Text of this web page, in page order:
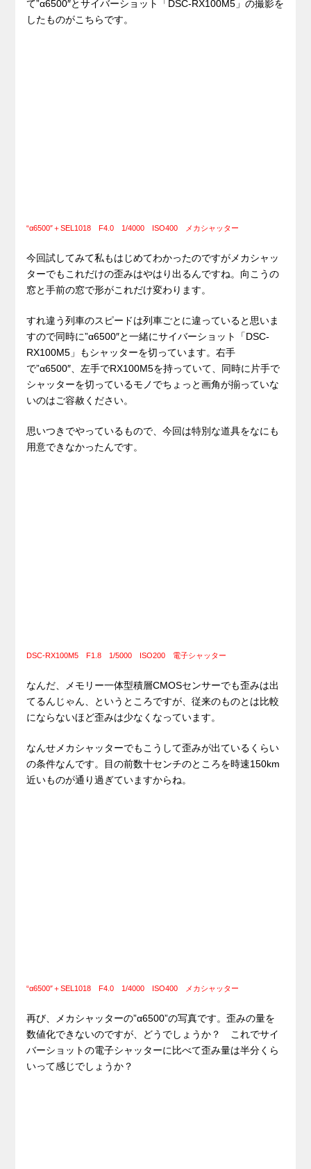
て”α6500″とサイバーショット「DSC-RX100M5」の撮影を
したものがこちらです。
“α6500″＋SEL1018 F4.0 1/4000 ISO400 メカシャッター
今回試してみて私もはじめてわかったのですがメカシャッ
ターでもこれだけの歪みはやはり出るんですね。向こうの
窓と手前の窓で形がこれだけ変わります。
すれ違う列車のスピードは列車ごとに違っていると思いま
すので同時に”α6500″と一緒にサイバーショット「DSC-
RX100M5」もシャッターを切っています。右手
で”α6500″、左手でRX100M5を持っていて、同時に片手で
シャッターを切っているモノでちょっと画角が揃っていな
いのはご容赦ください。
思いつきでやっているもので、今回は特別な道具をなにも
用意できなかったんです。
DSC-RX100M5 F1.8 1/5000 ISO200 電子シャッター
なんだ、メモリー一体型積層CMOSセンサーでも歪みは出
てるんじゃん、というところですが、従来のものとは比較
にならないほど歪みは少なくなっています。
なんせメカシャッターでもこうして歪みが出ているくらい
の条件なんです。目の前数十センチのところを時速150km
近いものが通り過ぎていますからね。
“α6500″＋SEL1018 F4.0 1/4000 ISO400 メカシャッター
再び、メカシャッターの”α6500”の写真です。歪みの量を
数値化できないのですが、どうでしょうか？ これでサイ
バーショットの電子シャッターに比べて歪み量は半分くら
いって感じでしょうか？